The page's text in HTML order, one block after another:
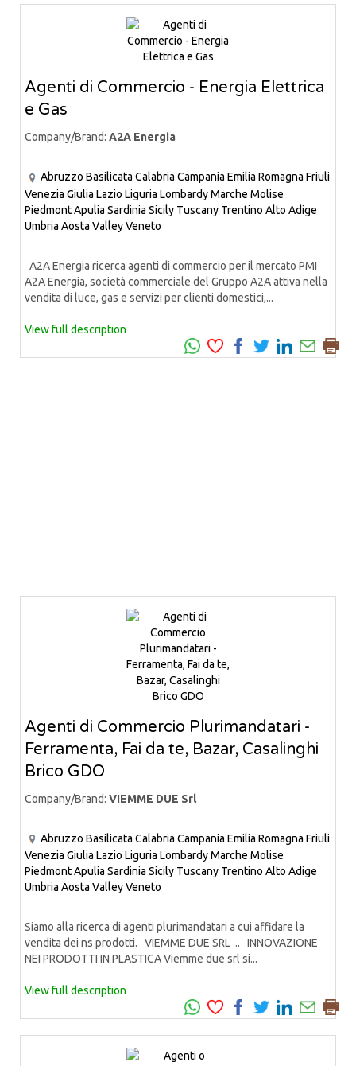
Agenti di Commercio - Energia Elettrica
e Gas
Company/Brand: A2A Energia
Abruzzo Basilicata Calabria Campania Emilia Romagna Friuli
Venezia Giulia Lazio Liguria LombardyMarche Molise
PiedmontApulia Sardinia Sicily Tuscany Trentino Alto Adige
Umbria Aosta ValleyVeneto
A2A Energia ricerca agenti di commercio per il mercato PMI
A2A Energia, società commerciale del Gruppo A2A attiva nella
vendita di luce, gas e servizi per clienti domestici,...
View full description
Agenti di Commercio Plurimandatari -
Ferramenta, Fai da te, Bazar, Casalinghi
Brico GDO
Company/Brand: VIEMME DUE Srl
Abruzzo Basilicata Calabria Campania Emilia Romagna Friuli
Venezia Giulia Lazio Liguria LombardyMarche Molise
PiedmontApulia Sardinia Sicily Tuscany Trentino Alto Adige
Umbria Aosta ValleyVeneto
Siamo alla ricerca di agenti plurimandatari a cui affidare la
vendita dei ns prodotti. VIEMME DUE SRL .. INNOVAZIONE
NEI PRODOTTI IN PLASTICA Viemme due srl si...
View full description